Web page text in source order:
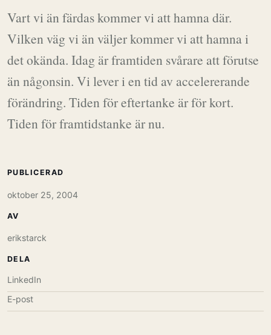
Vart vi än färdas kommer vi att hamna där.
Vilken väg vi än väljer kommer vi att hamna i
det okända. Idag är framtiden svårare att förutse
än någonsin. Vi lever i en tid av accelererande
förändring. Tiden för eftertanke är för kort.
Tiden för framtidstanke är nu.
PUBLICERAD
oktober 25, 2004
AV
erikstarck
DELA
LinkedIn
E-post